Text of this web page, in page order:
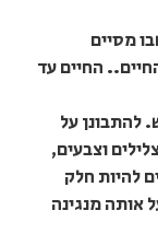
מסיים
החיים עד
להתבונן על
וצבעים,
להיות חלק
אותה מנגינה